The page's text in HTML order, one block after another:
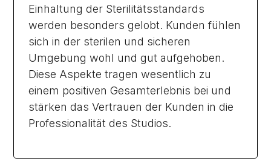
Einhaltung der Sterilitätsstandards
werden besonders gelobt. Kunden fühlen
sich in der sterilen und sicheren
Umgebung wohl und gut aufgehoben.
Diese Aspekte tragen wesentlich zu
einem positiven Gesamterlebnis bei und
stärken das Vertrauen der Kunden in die
Professionalität des Studios.